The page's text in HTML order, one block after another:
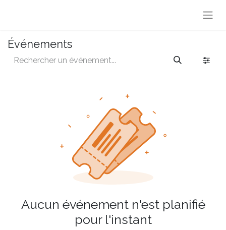
Événements
Aucun événement n'est planifié
pour l'instant